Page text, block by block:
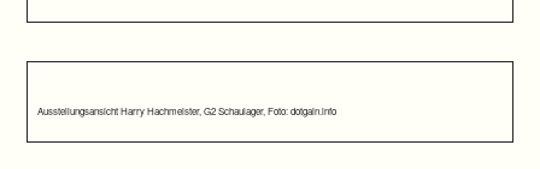
Ausstellungsansicht Harry Hachmeister, G2 Schaulager, Foto: dotgain.info